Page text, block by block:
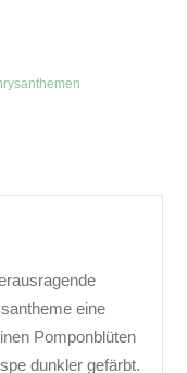
eine
Pomponblüten
dunkler gefärbt.